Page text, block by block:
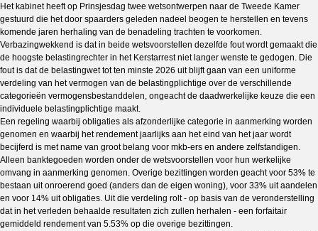
Het kabinet heeft op Prinsjesdag twee wetsontwerpen naar de Tweede Kamer
gestuurd die het door spaarders geleden nadeel beogen te herstellen en tevens
komende jaren herhaling van de benadeling trachten te voorkomen.
Verbazingwekkend is dat in beide wetsvoorstellen dezelfde fout wordt gemaakt die
de hoogste belastingrechter in het Kerstarrest niet langer wenste te gedogen. Die
fout is dat de belastingwet tot ten minste 2026 uit blijft gaan van een uniforme
verdeling van het vermogen van de belastingplichtige over de verschillende
categorieën vermogensbestanddelen, ongeacht de daadwerkelijke keuze die een
individuele belastingplichtige maakt.
Een regeling waarbij obligaties als afzonderlijke categorie in aanmerking worden
genomen en waarbij het rendement jaarlijks aan het eind van het jaar wordt
becijferd is met name van groot belang voor mkb-ers en andere zelfstandigen.
Alleen banktegoeden worden onder de wetsvoorstellen voor hun werkelijke
omvang in aanmerking genomen. Overige bezittingen worden geacht voor 53% te
bestaan uit onroerend goed (anders dan de eigen woning), voor 33% uit aandelen
en voor 14% uit obligaties. Uit die verdeling rolt - op basis van de veronderstelling
dat in het verleden behaalde resultaten zich zullen herhalen - een forfaitair
gemiddeld rendement van 5.53% op die overige bezittingen.